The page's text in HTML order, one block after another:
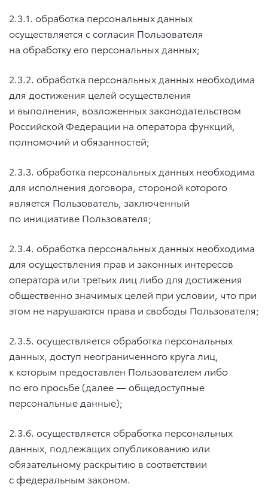
2.3.1. обработка персональных данных
осуществляется с согласия Пользователя
на обработку его персональных данных;
2.3.2. обработка персональных данных необходима
для достижения целей осуществления
и выполнения, возложенных законодательством
Российской Федерации на оператора функций,
полномочий и обязанностей;
2.3.3. обработка персональных данных необходима
для исполнения договора, стороной которого
является Пользователь, заключенный
по инициативе Пользователя;
2.3.4. обработка персональных данных необходима
для осуществления прав и законных интересов
оператора или третьих лиц либо для достижения
общественно значимых целей при условии, что при
этом не нарушаются права и свободы Пользователя;
2.3.5. осуществляется обработка персональных
данных, доступ неограниченного круга лиц,
к которым предоставлен Пользователем либо
по его просьбе (далее — общедоступные
персональные данные);
2.3.6. осуществляется обработка персональных
данных, подлежащих опубликованию или
обязательному раскрытию в соответствии
с федеральным законом.